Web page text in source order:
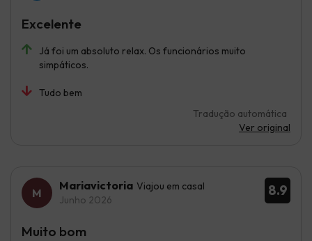
Já foi um absoluto relax. Os funcionários muito
simpáticos.
Tudo bem
Tradução automática
Ver original
Excelente
8.9
Mariavictoria Viajou em casal
Junho 2026
Muito bom